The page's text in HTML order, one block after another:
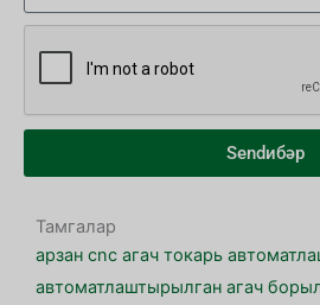
Sendибәр
Тамгалар
арзан cnc агач токарь
автоматлаштырылган агач